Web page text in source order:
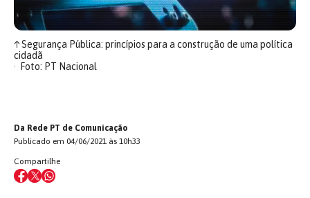
↑Segurança Pública: princípios para a construção de uma política
cidadã
Foto: PT Nacional
Da Rede PT de Comunicação
Publicado em 04/06/2021 às 10h33
Compartilhe